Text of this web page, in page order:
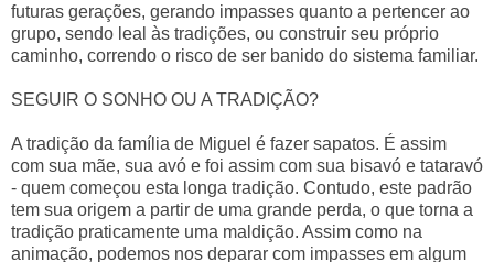
futuras gerações, gerando impasses quanto a pertencer ao
grupo, sendo leal às tradições, ou construir seu próprio
caminho, correndo o risco de ser banido do sistema familiar.
SEGUIR O SONHO OU A TRADIÇÃO?
A tradição da família de Miguel é fazer sapatos. É assim
com sua mãe, sua avó e foi assim com sua bisavó e tataravó
- quem começou esta longa tradição. Contudo, este padrão
tem sua origem a partir de uma grande perda, o que torna a
tradição praticamente uma maldição. Assim como na
animação, podemos nos deparar com impasses em algum